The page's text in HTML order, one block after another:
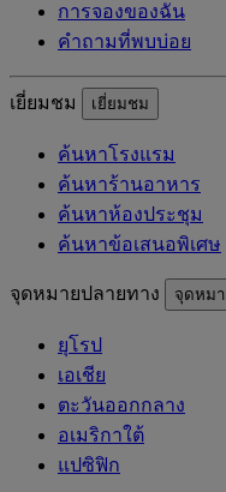
การจองของฉัน
คำถามที่พบบ่อย
เยี่ยมชม เยี่ยมชม
ค้นหาโรงแรม
ค้นหาร้านอาหาร
ค้นหาห้องประชุม
ค้นหาข้อเสนอพิเศษ
จุดหมายปลายทาง จุดหม
ยุโรป
เอเชีย
ตะวันออกกลาง
อเมริกาใต้
แปซิฟิก